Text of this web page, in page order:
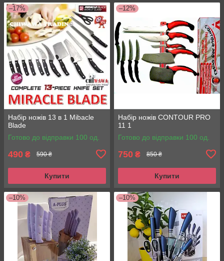
–17%
Набір ножів 13 в 1 Mibacle
Blade
Готово до відправки 100 од.
490 ₴ 590 ₴
Купити
–12%
Набір ножів CONTOUR PRO
11 1
Готово до відправки 100 од.
750 ₴ 850 ₴
Купити
–10% –10%